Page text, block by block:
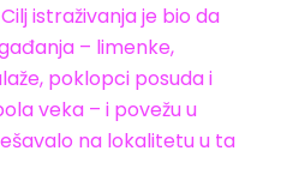
istraživanja je bio da
– limenke,
poklopci posuda i
veka – i povežu u
na lokalitetu u ta